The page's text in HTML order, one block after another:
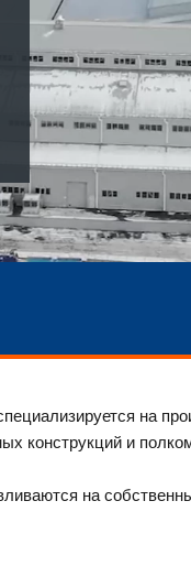
на
конструкций и
на